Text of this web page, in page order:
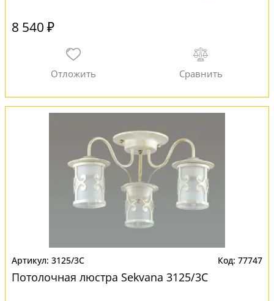
8 540 ₽
3125/3C 77747
Потолочная люстра Sekvana 3125/3C